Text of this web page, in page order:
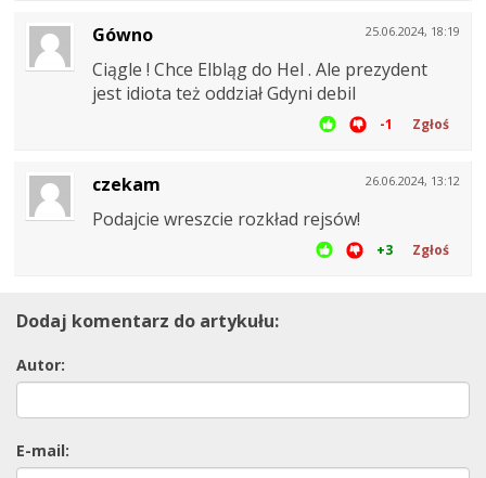
25.06.2024, 18:19
Gówno
Ciągle ! Chce Elbląg do Hel . Ale prezydent
jest idiota też oddział Gdyni debil
-1 Zgłoś
26.06.2024, 13:12
czekam
Podajcie wreszcie rozkład rejsów!
+3 Zgłoś
Dodaj komentarz do artykułu:
Autor:
E-mail: